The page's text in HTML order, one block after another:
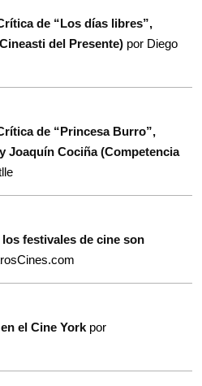
de “Los días libres”,
del Presente) por Diego
de “Princesa Burro”,
Joaquín Cociña (Competencia
festivales de cine son
el Cine York por